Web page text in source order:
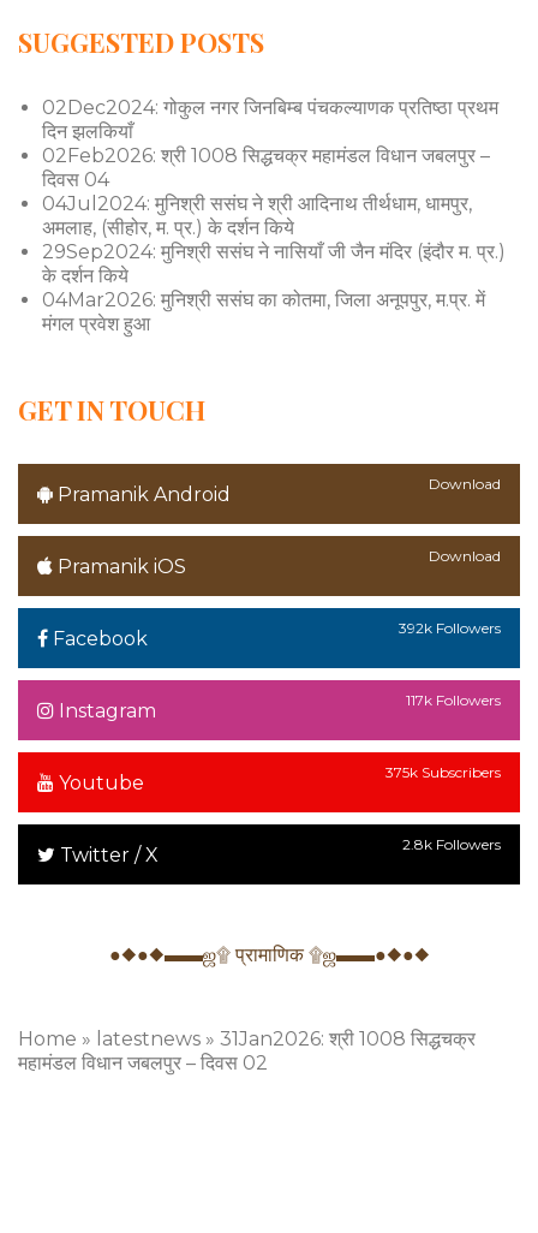
SUGGESTED POSTS
02Dec2024: गोकुल नगर जिनबिम्ब पंचकल्याणक प्रतिष्ठा प्रथम
दिन झलकियाँ
02Feb2026: श्री 1008 सिद्धचक्र महामंडल विधान जबलपुर –
दिवस 04
04Jul2024: मुनिश्री ससंघ ने श्री आदिनाथ तीर्थधाम, धामपुर,
अमलाह, (सीहोर, म. प्र.) के दर्शन किये
29Sep2024: मुनिश्री ससंघ ने नासियाँ जी जैन मंदिर (इंदौर म. प्र.)
के दर्शन किये
04Mar2026: मुनिश्री ससंघ का कोतमा, जिला अनूपपुर, म.प्र. में
मंगल प्रवेश हुआ
GET IN TOUCH
Pramanik Android Download
Pramanik iOS Download
Facebook 392k Followers
Instagram 117k Followers
Youtube 375k Subscribers
Twitter / X 2.8k Followers
●◆●◆▬▬ஜ۩ प्रामाणिक ۩ஜ▬▬●◆●◆
Home » latestnews » 31Jan2026: श्री 1008 सिद्धचक्र
महामंडल विधान जबलपुर – दिवस 02